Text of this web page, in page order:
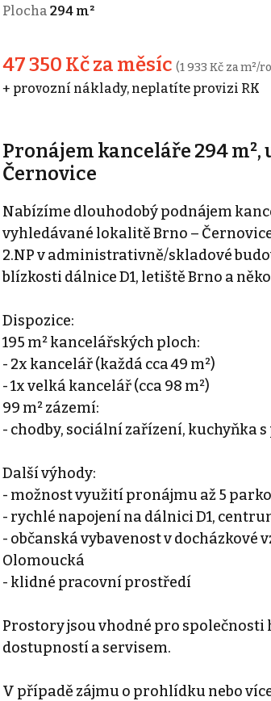
Plocha 294 m²
47 350 Kč za měsíc (1 933 Kč za m²/
+ provozní náklady, neplatíte provizi RK
Pronájem kanceláře 294
Černovice
Nabízíme dlouhodobý podnájem
vyhledávané lokalitě Brno –
2.NP v administrativně/skladové
blízkosti dálnice D1, letiště Brno a
Dispozice:
195 m² kancelářských ploch:
- 2x kancelář (každá cca 49 m²)
- 1x velká kancelář (cca 98 m²)
99 m² zázemí:
- chodby, sociální zařízení, kuchyňka
Další výhody:
- možnost využití pronájmu až 5
- rychlé napojení na dálnici D1,
- občanská vybavenost v
Olomoucká
- klidné pracovní prostředí
Prostory jsou vhodné pro
dostupností a servisem.
V případě zájmu o prohlídku nebo